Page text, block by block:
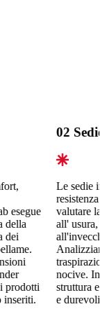
esegue
della
dei
prodotti
inseriti.
02
Le sedie
resistenza
valutare la
all' usura,
nocive.
struttura e
e durevoli